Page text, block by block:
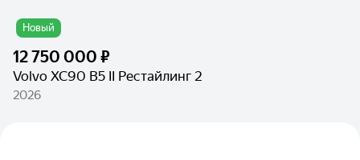
Новый
12 750 000 ₽
Volvo XC90 B5 II Рестайлинг 2
2026